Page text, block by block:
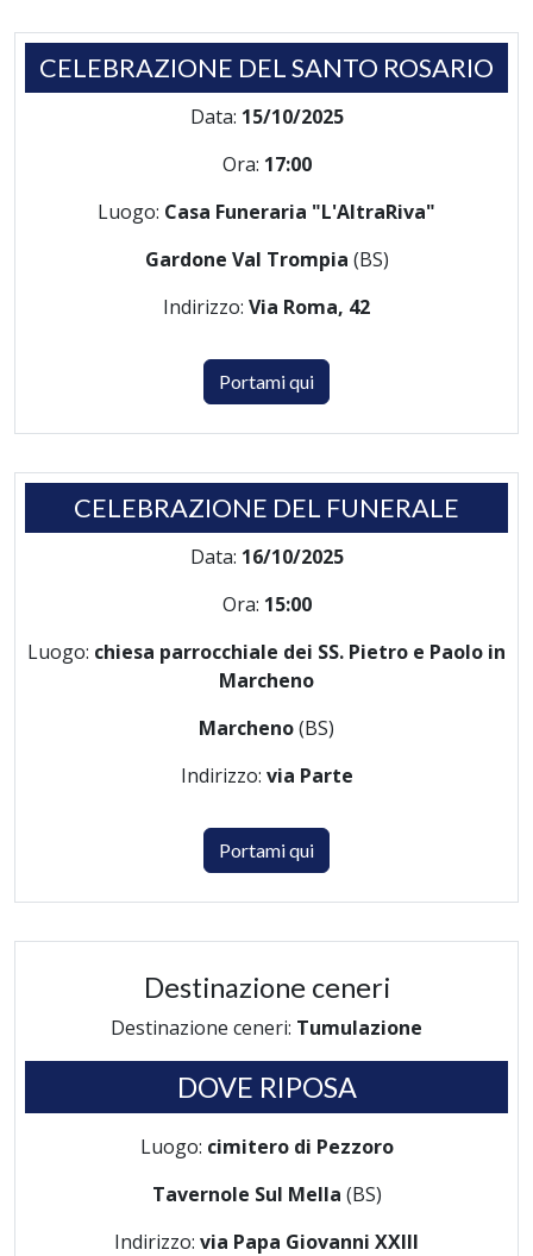
CELEBRAZIONE DEL SANTO ROSARIO
Data: 15/10/2025
Ora: 17:00
Luogo: Casa Funeraria "L'AltraRiva"
Gardone Val Trompia (BS)
Indirizzo: Via Roma, 42
Portami qui
CELEBRAZIONE DEL FUNERALE
Data: 16/10/2025
Ora: 15:00
Luogo: chiesa parrocchiale dei SS. Pietro e Paolo in
Marcheno
Marcheno(BS)
Indirizzo: via Parte
Portami qui
Destinazione ceneri
Destinazione ceneri: Tumulazione
DOVE RIPOSA
Luogo: cimitero di Pezzoro
Tavernole Sul Mella (BS)
Indirizzo: via Papa Giovanni XXIII